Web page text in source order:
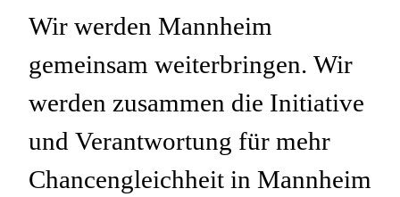
Wir werden Mannheim
gemeinsam weiterbringen. Wir
werden zusammen die Initiative
und Verantwortung für mehr
Chancengleichheit in Mannheim